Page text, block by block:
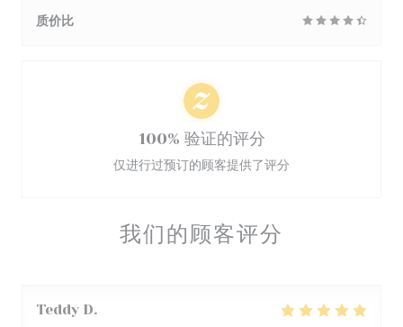
我们的顾客评分
Teddy D
质价比
100% 验证的评分
仅进行过预订的顾客提供了评分